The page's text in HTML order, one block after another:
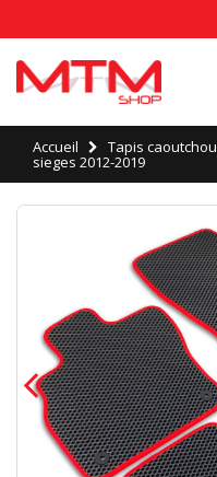
Accueil Tapis
sieges 2012-2019